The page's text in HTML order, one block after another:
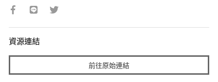
資源連結
前往原始連結